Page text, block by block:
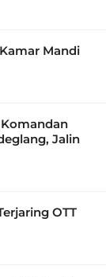
Mandi
Jalin
OTT